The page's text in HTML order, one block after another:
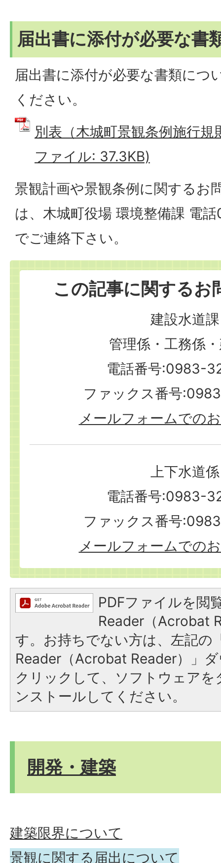
届出書に添付が必要な書
届出書に添付が必要な書類につ
ください。
別表（木城町景観条例施行
ファイル: 37.3KB)
景観計画や景観条例に関するお
は、木城町役場 環境整備課 電
でご連絡下さい。
この記事に関するお
建設水道課
管理係・工務係
電話番号:0983-
ファックス番号
メールフォームでの
上下水道係
電話番号:0983-
ファックス番号
メールフォームでの
PDFファイルを閲
Reader（Acrobat
す。お持ちでない方は、左記の
Reader（Acrobat Reader）」
クリックして、ソフトウェア
ンストールしてください。
開発・建築
建築限界について
景観に関する届出について